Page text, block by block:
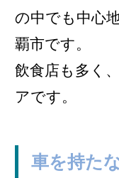
の中でも中心
覇市です。
飲食店も多く
アです。
車を持た